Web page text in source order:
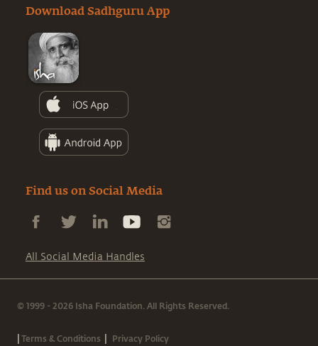
Download Sadhguru App
Find us on Social Media
All Social Media Handles
© 1999 - 2026 Isha Foundation. All Rights Reserved.
|Terms & Conditions | Privacy Policy